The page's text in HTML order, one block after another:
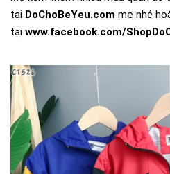
tại DoChoBeYeu.com mẹ nhé
tại www.facebook.com/